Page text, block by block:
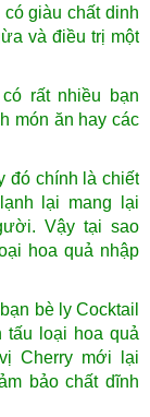
giàu chất dinh
và điều trị một
rất nhiều bạn
món ăn hay các
đó chính là chiết
lại mang lại
Vậy tại sao
hoa quả nhập
bè ly Cocktail
tấu loại hoa quả
Cherry mới lại
bảo chất dĩnh